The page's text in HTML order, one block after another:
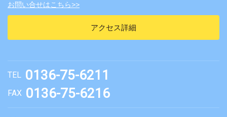
お問い合せはこちら>>
アクセス詳細
TEL 0136-75-6211
FAX 0136-75-6216